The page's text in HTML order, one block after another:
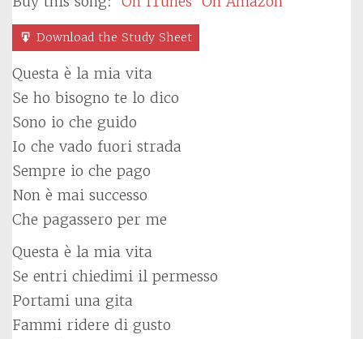
Download the Study Sheet
Questa è la mia vita
Se ho bisogno te lo dico
Sono io che guido
Io che vado fuori strada
Sempre io che pago
Non è mai successo
Che pagassero per me
Questa è la mia vita
Se entri chiedimi il permesso
Portami una gita
Fammi ridere di gusto